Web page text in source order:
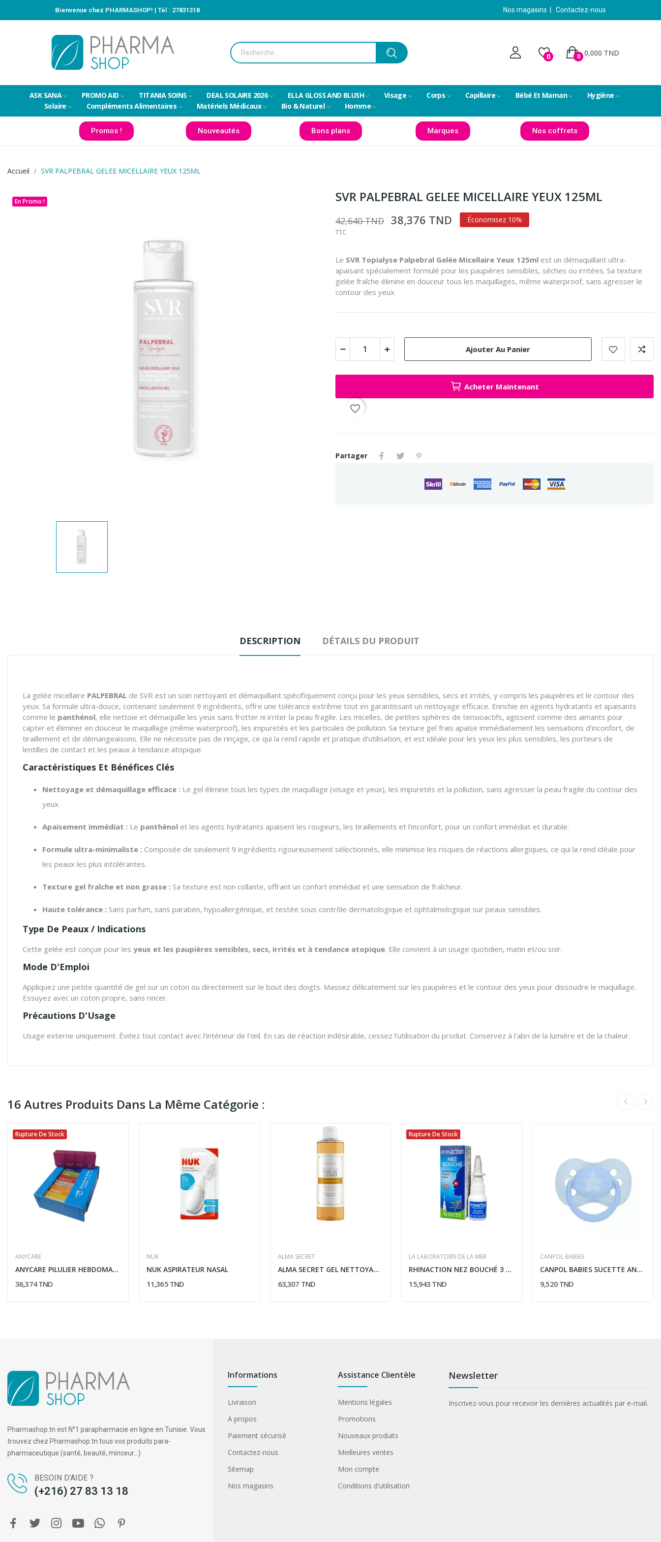
Bienvenue chez PHARMASHOP! | Tél : 27831318 Nos magasins Contactez-nous
0 0,000 TND
0
ASK SANA PROMO AID TITANIA SOINS DEAL SOLAIRE 2026 ELLA GLOSS AND BLUSH Visage Corps Capillaire Bébé Et Maman
Hygiène
Solaire
Compléments Alimentaires Matériels Médicaux Bio & Naturel Homme
Promos ! Nouveautés Bons plans Marques Nos coffrets
Accueil SVR PALPEBRAL GELEE MICELLAIRE YEUX 125ML
En Promo ! SVR PALPEBRAL GELEE MICELLAIRE YEUX 125ML
42,640 TND 38,376 TND Économisez 10%
TTC
Le SVR Topialyse Palpebral Gelée Micellaire Yeux 125ml est un démaquillant ultra-
apaisant spécialement formulé pour les paupières sensibles, sèches ou irritées. Sa texture
gelée fraîche élimine en douceur tous les maquillages, même waterproof, sans agresser le
contour des yeux.
Ajouter Au Panier
Acheter Maintenant
favorite_border
Partager
DESCRIPTION DÉTAILS DU PRODUIT
La gelée micellaire PALPEBRAL de SVR est un soin nettoyant et démaquillant spécifiquement conçu pour les yeux sensibles, secs et irrités, y compris les paupières et le contour des
yeux. Sa formule ultra-douce, contenant seulement 9 ingrédients, offre une tolérance extrême tout en garantissant un nettoyage efficace. Enrichie en agents hydratants et apaisants
comme le panthénol, elle nettoie et démaquille les yeux sans frotter ni irriter la peau fragile. Les micelles, de petites sphères de tensioactifs, agissent comme des aimants pour
capter et éliminer en douceur le maquillage (même waterproof), les impuretés et les particules de pollution. Sa texture gel frais apaise immédiatement les sensations d'inconfort, de
tiraillement et de démangeaisons. Elle ne nécessite pas de rinçage, ce qui la rend rapide et pratique d'utilisation, et est idéale pour les yeux les plus sensibles, les porteurs de
lentilles de contact et les peaux à tendance atopique.
Caractéristiques Et Bénéfices Clés
Nettoyage et démaquillage efficace : Le gel élimine tous les types de maquillage (visage et yeux), les impuretés et la pollution, sans agresser la peau fragile du contour des
yeux.
Apaisement immédiat : Le panthénol et les agents hydratants apaisent les rougeurs, les tiraillements et l'inconfort, pour un confort immédiat et durable.
Formule ultra-minimaliste : Composée de seulement 9 ingrédients rigoureusement sélectionnés, elle minimise les risques de réactions allergiques, ce qui la rend idéale pour
les peaux les plus intolérantes.
Texture gel fraîche et non grasse : Sa texture est non collante, offrant un confort immédiat et une sensation de fraîcheur.
Haute tolérance : Sans parfum, sans paraben, hypoallergénique, et testée sous contrôle dermatologique et ophtalmologique sur peaux sensibles.
Type De Peaux / Indications
Cette gelée est conçue pour les yeux et les paupières sensibles, secs, irrités et à tendance atopique. Elle convient à un usage quotidien, matin et/ou soir.
Mode D'Emploi
Appliquez une petite quantité de gel sur un coton ou directement sur le bout des doigts. Massez délicatement sur les paupières et le contour des yeux pour dissoudre le maquillage.
Essuyez avec un coton propre, sans rincer.
Précautions D'Usage
Usage externe uniquement. Évitez tout contact avec l'intérieur de l'œil. En cas de réaction indésirable, cessez l'utilisation du produit. Conservez à l'abri de la lumière et de la chaleur.
16 Autres Produits Dans La Même Catégorie :
Rupture De Stock
ANYCARE
ANYCARE PILULIER HEBDOMADAIRE 4 CASES * 7 JOURS
36,374 TND
NUK
NUK ASPIRATEUR NASAL
11,365 TND
ALMA SECRET
ALMA SECRET GEL NETTOYANT DOUX CALENDULA...
63,307 TND
Rupture De Stock
LA LABORATOIRE DE LA MER
RHINACTION NEZ BOUCHÉ 3 ANS + 20ML
15,943 TND
CANPOL BABIES
CANPOL BABIES SUCETTE ANATOMIQUEE SILICONE...
9,520 TND
Pharmashop.tn est N°1 parapharmacie en ligne en Tunisie. Vous
trouvez chez Pharmashop.tn tous vos produits para-
pharmaceutique (santé, beauté, minceur...)
BESOIN D'AIDE ?
(+216) 27 83 13 18
Informations
Livraison
A propos
Paiement sécurisé
Contactez-nous
Sitemap
Nos magasins
Assistance Clientèle
Mentions légales
Promotions
Nouveaux produits
Meilleures ventes
Mon compte
Conditions d'utilisation
Newsletter
Inscrivez-vous pour recevoir les dernières actualités par e-mail.